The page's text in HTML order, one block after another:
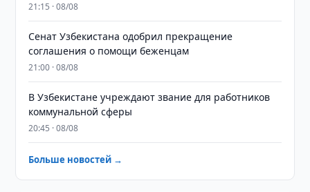
21:15 · 08/08
Сенат Узбекистана одобрил прекращение
соглашения о помощи беженцам
21:00 · 08/08
В Узбекистане учреждают звание для работников
коммунальной сферы
20:45 · 08/08
Больше новостей →